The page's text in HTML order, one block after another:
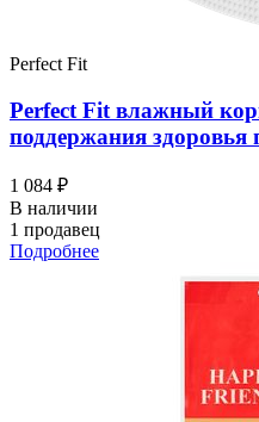
Perfect Fit
Perfect Fit влажный
поддержания здоровья
1 084 ₽
В наличии
1 продавец
Подробнее